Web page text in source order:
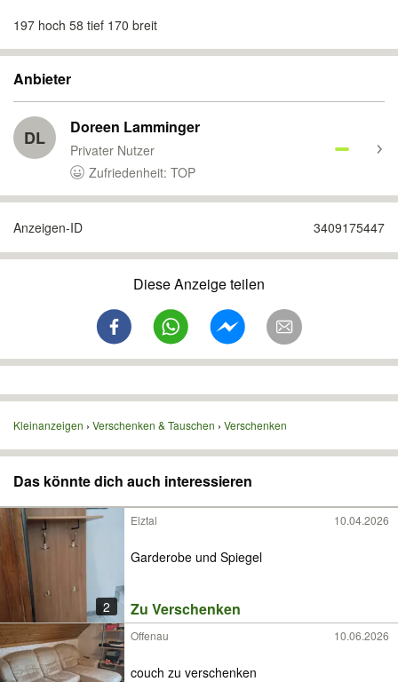
197 hoch 58 tief 170 breit
Anbieter
DL Doreen Lamminger
Privater Nutzer
Zufriedenheit: TOP
Anzeigen-ID 3409175447
Diese Anzeige teilen
Kleinanzeigen Verschenken & Tauschen Verschenken
Das könnte dich auch interessieren
2
Elztal 10.04.2026
Garderobe und Spiegel
Zu Verschenken
Offenau 10.06.2026
couch zu verschenken